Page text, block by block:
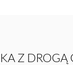
Z DROGĄ